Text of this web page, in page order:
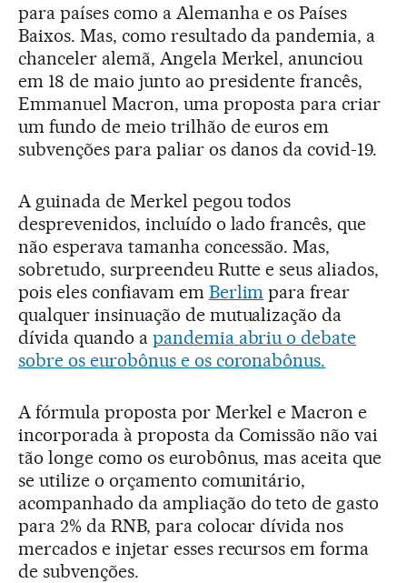
para países como a Alemanha e os Países
Baixos. Mas, como resultado da pandemia, a
chanceler alemã, Angela Merkel, anunciou
em 18 de maio junto ao presidente francês,
Emmanuel Macron, uma proposta para criar
um fundo de meio trilhão de euros em
subvenções para paliar os danos da covid-19.
A guinada de Merkel pegou todos
desprevenidos, incluído o lado francês, que
não esperava tamanha concessão. Mas,
sobretudo, surpreendeu Rutte e seus aliados,
pois eles confiavam em Berlim para frear
qualquer insinuação de mutualização da
dívida quando a pandemia abriu o debate
sobre os eurobônus e os coronabônus.
A fórmula proposta por Merkel e Macron e
incorporada à proposta da Comissão não vai
tão longe como os eurobônus, mas aceita que
se utilize o orçamento comunitário,
acompanhado da ampliação do teto de gasto
para 2% da RNB, para colocar dívida nos
mercados e injetar esses recursos em forma
de subvenções.